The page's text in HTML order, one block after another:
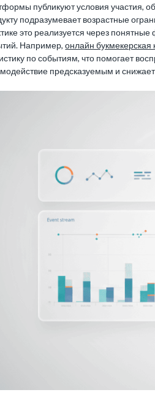
публикуют условия участия,
подразумевает возрастные
это реализуется через
Например,онлайн букмекерская
по событиям, что помогает
предсказуемым и